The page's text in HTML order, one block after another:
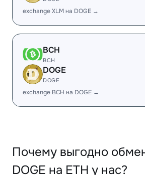
exchange XLM на DOGE →
BCH
BCH
DOGE
DOGE
exchange BCH на DOGE →
Почему выгодно
DOGE на ETH у нас?